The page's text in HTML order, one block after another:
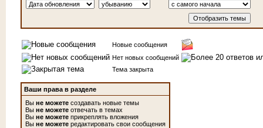
Новые сообщения
Нет новых сообщений
Тема закрыта
Ваши права в разделе
Вы не можете создавать новые темы
Вы не можете отвечать в темах
Вы не можете прикреплять вложения
Вы не можете редактировать свои сообщения